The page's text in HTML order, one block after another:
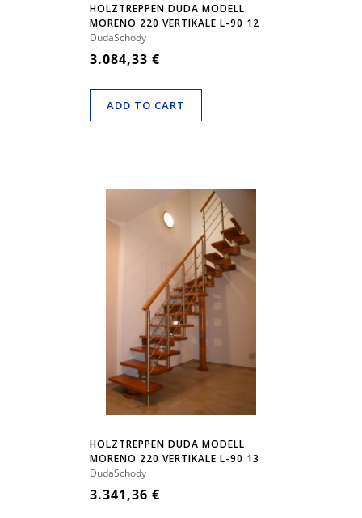
HOLZTREPPEN DUDA MODELL
MORENO 220 VERTIKALE L-90 12
ELEMENTE
DudaSchody
3.084,33 €
ADD TO CART
HOLZTREPPEN DUDA MODELL
MORENO 220 VERTIKALE L-90 13
ELEMENTE
DudaSchody
3.341,36 €